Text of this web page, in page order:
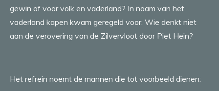
gewin of voor volk en vaderland? In naam van het
vaderland kapen kwam geregeld voor. Wie denkt niet
aan de verovering van de Zilvervloot door Piet Hein?
Het refrein noemt de mannen die tot voorbeeld dienen: